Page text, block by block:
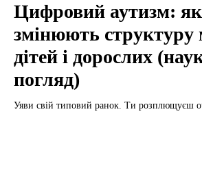
Цифровий аутизм:
змінюють структуру
дітей і дорослих
погляд)
Уяви свій типовий ранок. Ти розплющуєш